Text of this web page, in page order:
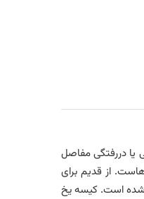
دررفتگی مفاصل
از قدیم برای
شده‌ است. کیسه یخ